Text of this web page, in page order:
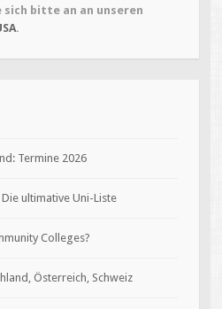
sich bitte an an unseren
.
Termine 2026
ultimative Uni-Liste
Colleges?
Österreich, Schweiz